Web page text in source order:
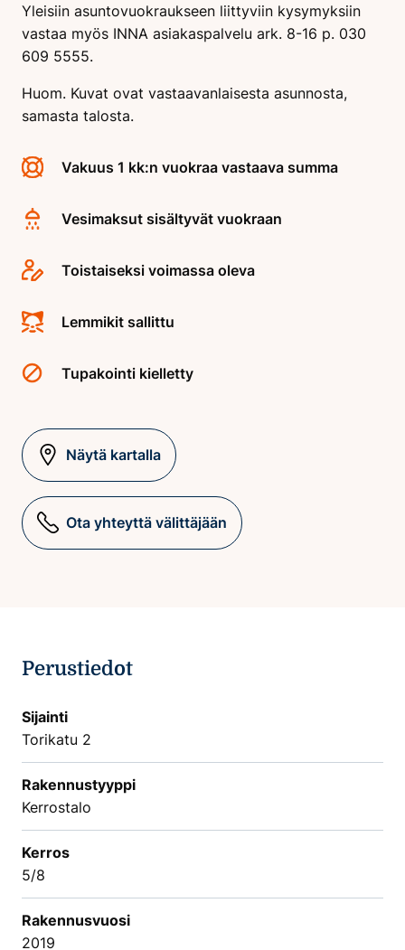
Yleisiin asuntovuokraukseen liittyviin kysymyksiin
vastaa myös INNA asiakaspalvelu ark. 8-16 p. 030
609 5555.
Huom. Kuvat ovat vastaavanlaisesta asunnosta,
samasta talosta.
Vakuus 1 kk:n vuokraa vastaava summa
Vesimaksut sisältyvät vuokraan
Toistaiseksi voimassa oleva
Lemmikit sallittu
Tupakointi kielletty
Näytä kartalla
Ota yhteyttä välittäjään
Perustiedot
Sijainti
Torikatu 2
Rakennustyyppi
Kerrostalo
Kerros
5/8
Rakennusvuosi
2019